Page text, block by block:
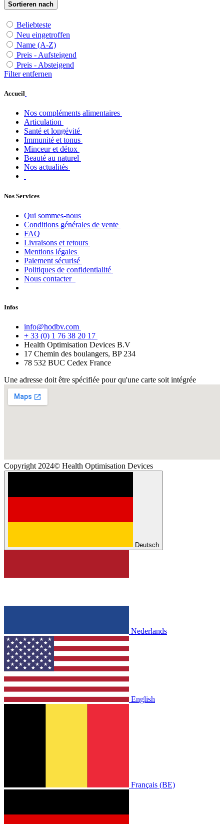
Sortieren nach
Beliebteste
Neu eingetroffen
Name (A-Z)
Preis - Aufsteigend
Preis - Absteigend
Filter entfernen
Accueil
Nos compléments alimentaires
Articulation
Santé et longévité
Immunité et tonus
Minceur et détox
Beauté au naturel
Nos actualités
Nos Services
Qui sommes-nous
Conditions générales de vente
FAQ
Livraisons et retours
Mentions légales
Paiement sécurisé
Politiques de confidentialité
Nous contacter
Infos
info@hodbv.com
+ 33 (0) 1 76 38 20 17
Health Optimisation Devices B.V
17 Chemin des boulangers, BP 234
78 532 BUC Cedex France
Une adresse doit être spécifiée pour qu'une carte soit intégrée
Copyright 2024© Health Optimisation Devices
Deutsch
Nederlands
English
Français (BE)